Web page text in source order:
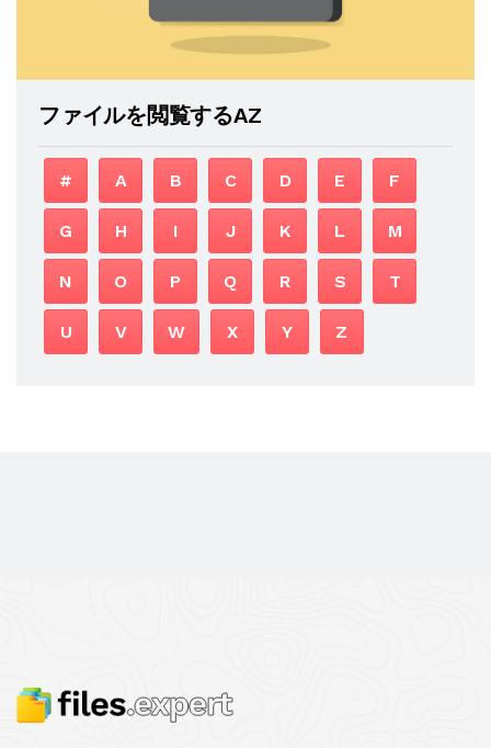
ファイルを閲覧するAZ
# A B C D E F
G H I J K L M
N O P Q R S T
U V W X Y Z